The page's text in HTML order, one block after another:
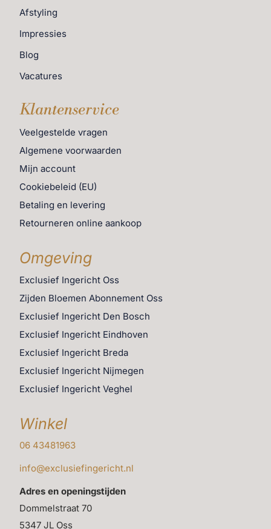
Afstyling
Impressies
Blog
Vacatures
Klantenservice
Veelgestelde vragen
Algemene voorwaarden
Mijn account
Cookiebeleid (EU)
Betaling en levering
Retourneren online aankoop
Omgeving
Exclusief Ingericht Oss
Zijden Bloemen Abonnement Oss
Exclusief Ingericht Den Bosch
Exclusief Ingericht Eindhoven
Exclusief Ingericht Breda
Exclusief Ingericht Nijmegen
Exclusief Ingericht Veghel
Winkel
06 43481963
info@exclusiefingericht.nl
Adres en openingstijden
Dommelstraat 70
5347 JL Oss